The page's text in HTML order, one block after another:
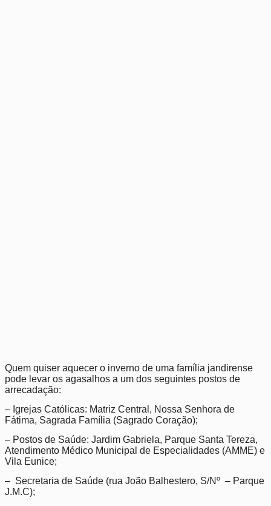
Quem quiser aquecer o inverno de uma família jandirense
pode levar os agasalhos a um dos seguintes postos de
arrecadação:
– Igrejas Católicas: Matriz Central, Nossa Senhora de
Fátima, Sagrada Família (Sagrado Coração);
– Postos de Saúde: Jardim Gabriela, Parque Santa Tereza,
Atendimento Médico Municipal de Especialidades (AMME) e
Vila Eunice;
– Secretaria de Saúde (rua João Balhestero, S/Nº – Parque
J.M.C);